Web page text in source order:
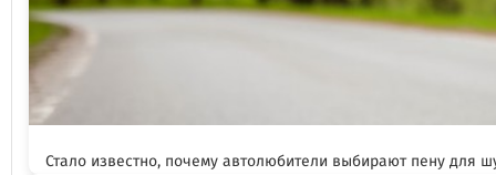
Стало известно, почему автолюбители выбирают пену для